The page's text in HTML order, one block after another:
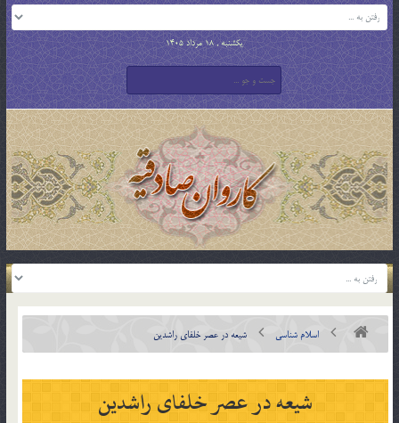
یکشنبه , 18 مرداد 1405
اسلام شناسی شيعه در عصر خلفای راشدين
شيعه در عصر خلفای راشدين